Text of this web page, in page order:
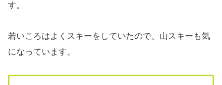
す。
若いころはよくスキーをしていたので、山スキーも気
になっています。